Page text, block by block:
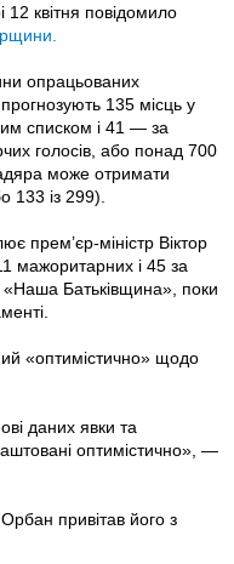
квітня повідомило
опрацьованих
135 місць у
списком і 41 — за
голосів, або понад 700
може отримати
133 із 299).
прем’єр-міністр Віктор
мажоритарних і 45 за
Батьківщина», поки
«оптимістично» щодо
⁠даних явки та
оптимістично», —
привітав його з